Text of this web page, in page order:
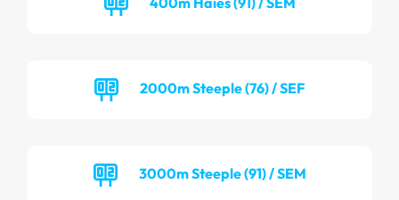
2000m Steeple (76) / SEF
3000m Steeple (91) / SEM